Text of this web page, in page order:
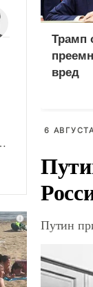
Трамп
вред
6
Путин